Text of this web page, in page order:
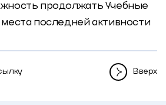
продолжать Учебные
последней активности
Вверх